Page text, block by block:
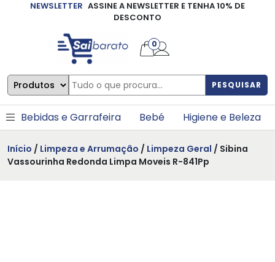
NEWSLETTER ASSINE A NEWSLETTER E TENHA 10% DE
DESCONTO
PESQUISAR
0
Bebidas e Garrafeira Bebé Higiene e Beleza
Início / Limpeza e Arrumação / Limpeza Geral / Sibina
Vassourinha Redonda Limpa Moveis R-841Pp